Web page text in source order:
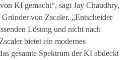
KI gemacht“, sagt Jay Chaudhry,
von Zscaler. „Entscheider
Lösung und nicht nach
bietet ein modernes
gesamte Spektrum der KI abdeckt